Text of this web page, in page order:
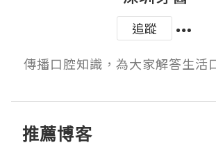
追蹤
傳播口腔知識，為大家解答生活
推薦博客